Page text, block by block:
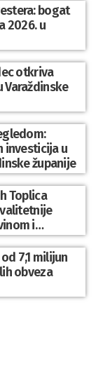
bogat
2026. u
otkriva
investicija u
županije
Toplica
i
7,1 milijun
obveza